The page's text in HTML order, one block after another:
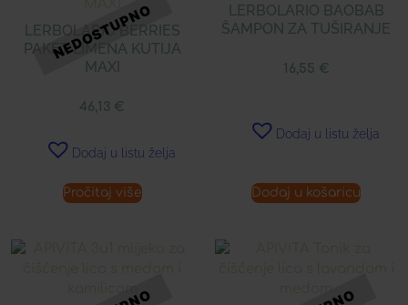
LERBOLARIO BERRIES
PAKET LIMENA KUTIJA
MAXI
46,13 €
Dodaj u listu želja
Pročitaj više
LERBOLARIO BAOBAB
ŠAMPON ZA TUŠIRANJE
16,55 €
Dodaj u listu želja
Dodaj u košaricu